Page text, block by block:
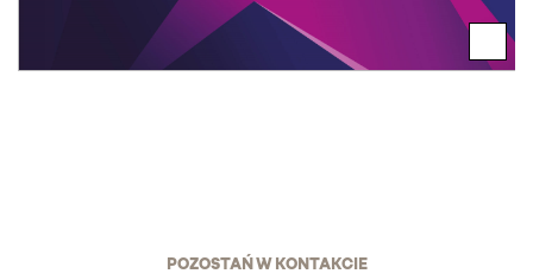
POZOSTAŃ W KONTAKCIE